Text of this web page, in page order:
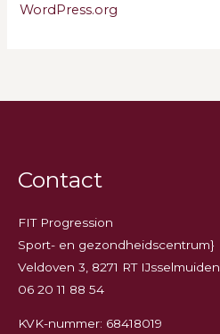
WordPress.org
Contact
FIT Progression
Sport- en gezondheidscentrum}
Veldoven 3, 8271 RT IJsselmuiden
06 20 11 88 54
KVK-nummer: 68418019